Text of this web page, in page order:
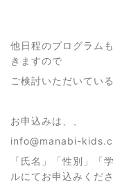
他日程のプログラム
きますので
ご検討いただいてい
お申込みは、、
info@manabi-
「氏名」「性別」「
ルにてお申込みくだ